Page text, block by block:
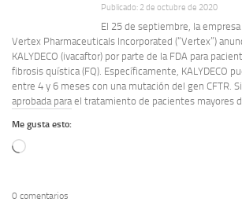
Publicado: 2 de octubre de 2020
El 25 de septiembre, la
Vertex Pharmaceuticals Incorporated (“Vertex”)
KALYDECO (ivacaftor) por parte de la FDA para
fibrosis quística (FQ). Específicamente, KALYDECO
entre 4 y 6 meses con una mutación del gen CFTR.
aprobada para el tratamiento de pacientes mayores
Me gusta esto:
Cargando...
0 comentarios